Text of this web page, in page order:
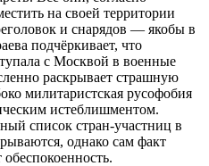
на своей территории
и снарядов — якобы в
подчёркивает, что
с Москвой в военные
раскрывает страшную
милитаристская русофобия
истеблишментом.
список стран-участниц в
однако сам факт